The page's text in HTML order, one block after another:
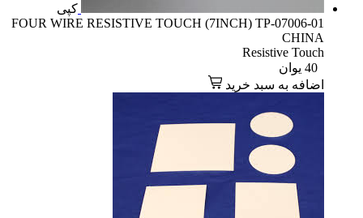
کپی
FOUR WIRE RESISTIVE TOUCH (7INCH) TP-07006-01
CHINA
Resistive Touch
40 یوان
اضافه به سبد خرید